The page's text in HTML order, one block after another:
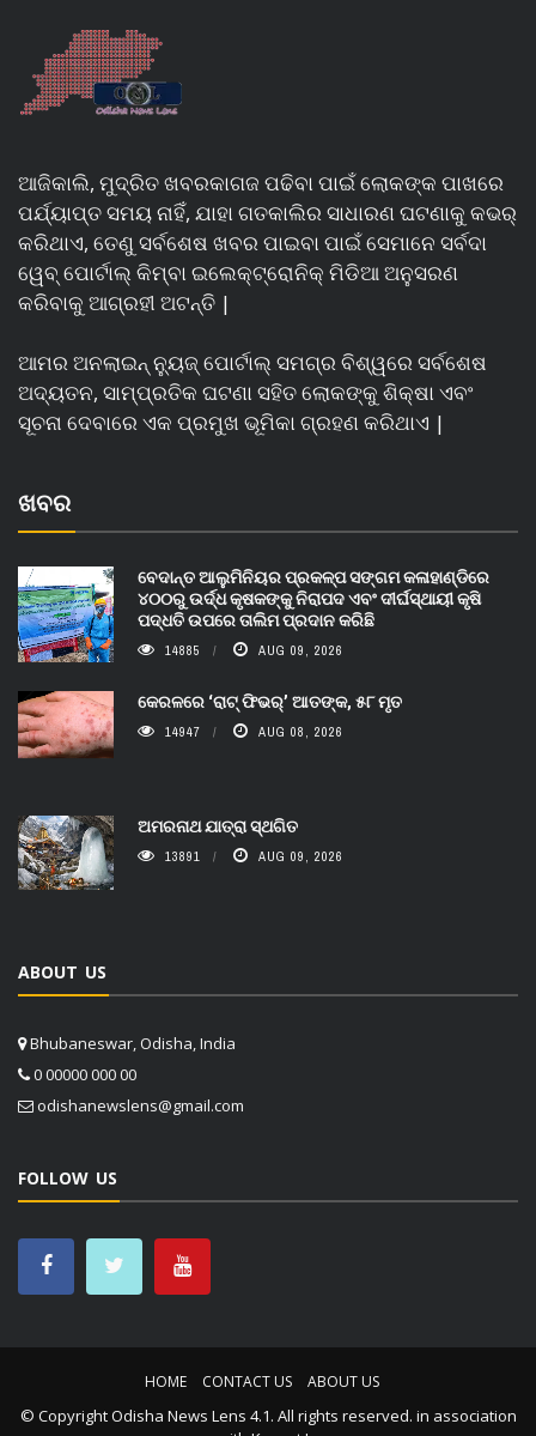
ଆଜିକାଲି, ମୁଦ୍ରିତ ଖବରକାଗଜ ପଢିବା ପାଇଁ ଲୋକଙ୍କ ପାଖରେ
ପର୍ଯ୍ୟାପ୍ତ ସମୟ ନାହିଁ, ଯାହା ଗତକାଲିର ସାଧାରଣ ଘଟଣାକୁ କଭର୍
କରିଥାଏ, ତେଣୁ ସର୍ବଶେଷ ଖବର ପାଇବା ପାଇଁ ସେମାନେ ସର୍ବଦା
ୱେବ୍ ପୋର୍ଟାଲ୍ କିମ୍ବା ଇଲେକ୍ଟ୍ରୋନିକ୍ ମିଡିଆ ଅନୁସରଣ
କରିବାକୁ ଆଗ୍ରହୀ ଅଟନ୍ତି |
ଆମର ଅନଲାଇନ୍ ନ୍ୟୁଜ୍ ପୋର୍ଟାଲ୍ ସମଗ୍ର ବିଶ୍ୱରେ ସର୍ବଶେଷ
ଅଦ୍ୟତନ, ସାମ୍ପ୍ରତିକ ଘଟଣା ସହିତ ଲୋକଙ୍କୁ ଶିକ୍ଷା ଏବଂ
ସୂଚନା ଦେବାରେ ଏକ ପ୍ରମୁଖ ଭୂମିକା ଗ୍ରହଣ କରିଥାଏ |
ଖବର
ବେଦାନ୍ତ ଆଲୁମିନିୟର ପ୍ରକଳ୍ପ ସଙ୍ଗମ କଳାହାଣ୍ଡିରେ
୪୦୦ରୁ ଉର୍ଦ୍ଧ କୃଷକଙ୍କୁ ନିରାପଦ ଏବଂ ଦୀର୍ଘସ୍ଥାୟୀ କୃଷି
ପଦ୍ଧତି ଉପରେ ତାଲିମ ପ୍ରଦାନ କରିଛି
14885 AUG 09, 2026
କେରଳରେ ‘ରାଟ୍ ଫିଭର୍’ ଆତଙ୍କ, ୫୮ ମୃତ
14947 AUG 08, 2026
ଅମରନାଥ ଯାତ୍ରା ସ୍ଥଗିତ
13891 AUG 09, 2026
ABOUT US
Bhubaneswar, Odisha, India
0 00000 000 00
odishanewslens@gmail.com
FOLLOW US
HOME CONTACT US ABOUT US
© CopyrightOdisha News Lens 4.1. All rights reserved. in association